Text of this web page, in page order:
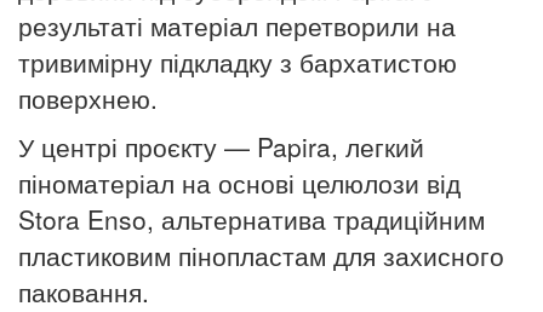
результаті матеріал перетворили на
тривимірну підкладку з бархатистою
поверхнею.
У центрі проєкту — Papira, легкий
піноматеріал на основі целюлози від
Stora Enso, альтернатива традиційним
пластиковим пінопластам для захисного
паковання.